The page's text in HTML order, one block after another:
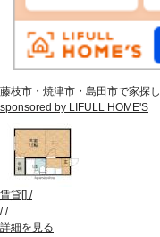
藤枝市・焼津市・島田市で家探し
sponsored by LIFULL HOME'S
賃貸[] /
//
詳細を見る